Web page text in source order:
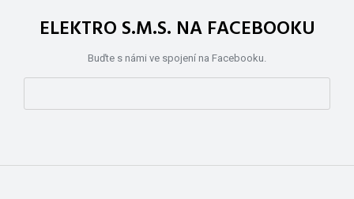
ELEKTRO S.M.S. NA FACEBOOKU
Buďte s námi ve spojení na Facebooku.